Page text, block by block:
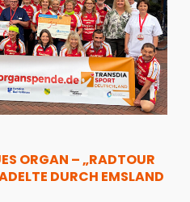
ORGAN – „RADTOUR
DURCH EMSLAND